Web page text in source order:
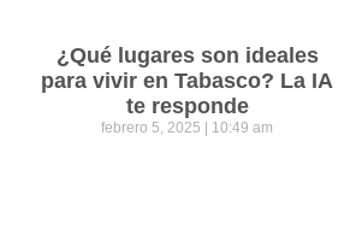
¿Qué lugares son ideales
para vivir en Tabasco? La IA
te responde
febrero 5, 2025 10:49 am